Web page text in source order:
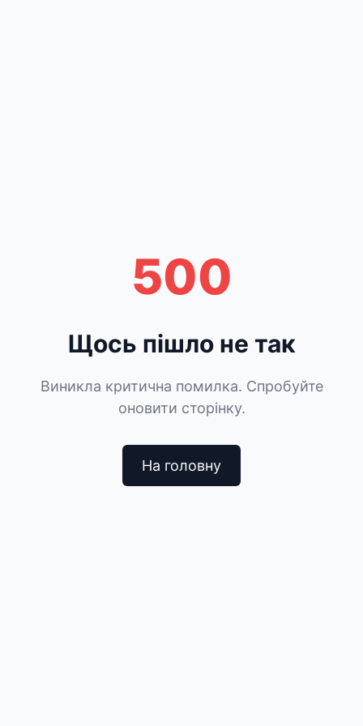
500
Щось пішло не так
Виникла критична помилка. Спробуйте
оновити сторінку.
На головну